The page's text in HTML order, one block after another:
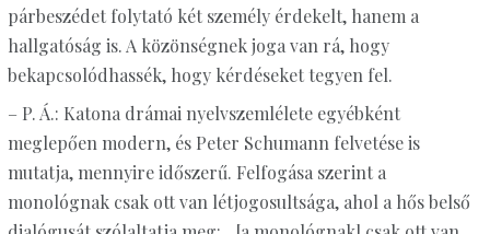
párbeszédet folytató két személy érdekelt, hanem a
hallgatóság is. A közönségnek joga van rá, hogy
bekapcsolódhassék, hogy kérdéseket tegyen fel.
– P. Á.: Katona drámai nyelvszemlélete egyébként
meglepően modern, és Peter Schumann felvetése is
mutatja, mennyire időszerű. Felfogása szerint a
monológnak csak ott van létjogosultsága, ahol a hős belső